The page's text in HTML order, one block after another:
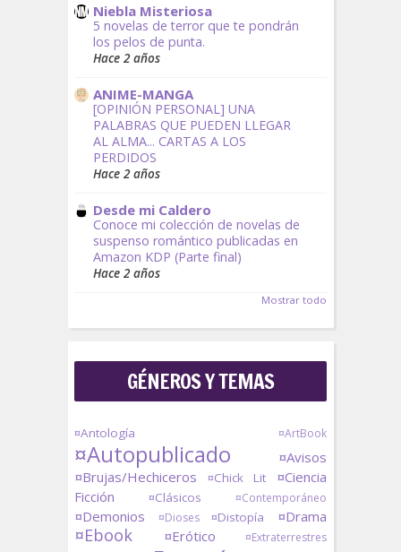
Niebla Misteriosa
5 novelas de terror que te pondrán
los pelos de punta.
Hace 2 años
ANIME-MANGA
[OPINIÓN PERSONAL] UNA
PALABRAS QUE PUEDEN LLEGAR
AL ALMA... CARTAS A LOS
PERDIDOS
Hace 2 años
Desde mi Caldero
Conoce mi colección de novelas de
suspenso romántico publicadas en
Amazon KDP (Parte final)
Hace 2 años
Mostrar todo
GÉNEROS Y TEMAS
¤Antología ¤ArtBook
¤Autopublicado
¤Avisos
¤Brujas/Hechiceros
¤Chick Lit
¤Ciencia
Ficción
¤Clásicos ¤Contemporáneo
¤Demonios ¤Dioses ¤Distopía ¤Drama
¤Ebook ¤Erótico
¤Extraterrestres